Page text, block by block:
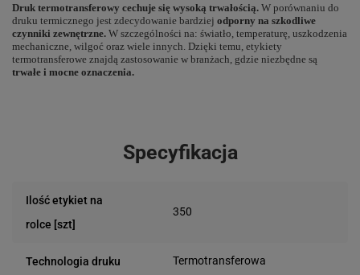
Druk termotransferowy cechuje się wysoką trwałością. W porównaniu do
druku termicznego jest zdecydowanie bardziej odporny na szkodliwe
czynniki zewnętrzne. W szczególności na: światło, temperaturę, uszkodzenia
mechaniczne, wilgoć oraz wiele innych. Dzięki temu, etykiety
termotransferowe znajdą zastosowanie w branżach, gdzie niezbędne są
trwałe i mocne oznaczenia.
Specyfikacja
Ilość etykiet na
rolce [szt]
350
Technologia druku Termotransferowa